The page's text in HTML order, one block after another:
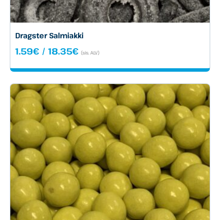
Dragster Salmiakki
1.59€ / 18.35€Hintaluokka:
-
(sis. ALV)